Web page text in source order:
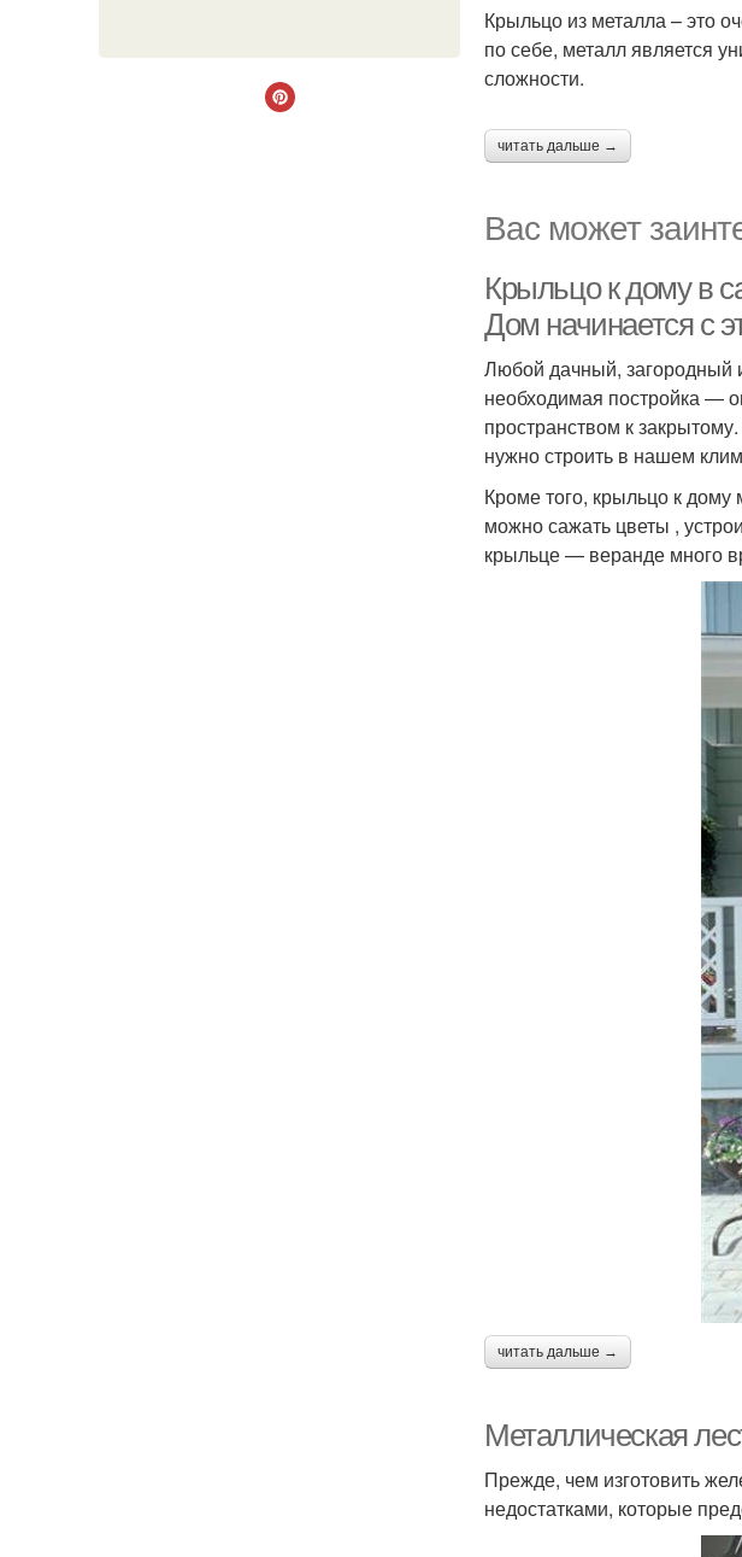
Крыльцо из металла – это
по себе, металл является
сложности.
читать дальше →
Вас может
Крыльцо к дому в
Дом начинается с
Любой дачный, загородный
необходимая постройка —
пространством к
нужно строить в нашем
Кроме того, крыльцо к
можно сажать цветы ,
крыльце — веранде много
читать дальше →
Металлическая
Прежде, чем изготовить
недостатками, которые